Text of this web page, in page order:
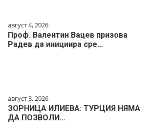
август 4, 2026
Проф. Валентин Вацев призова
Радев да инициира сре…
август 3, 2026
ЗОРНИЦА ИЛИЕВА: ТУРЦИЯ НЯМА
ДА ПОЗВОЛИ…